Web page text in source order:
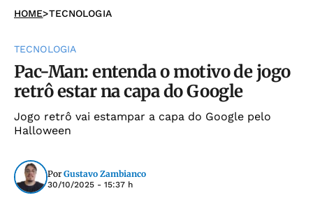
HOME>TECNOLOGIA
TECNOLOGIA
Pac-Man: entenda o motivo de jogo
retrô estar na capa do Google
Jogo retrô vai estampar a capa do Google pelo
Halloween
Por Gustavo Zambianco
30/10/2025 - 15:37 h